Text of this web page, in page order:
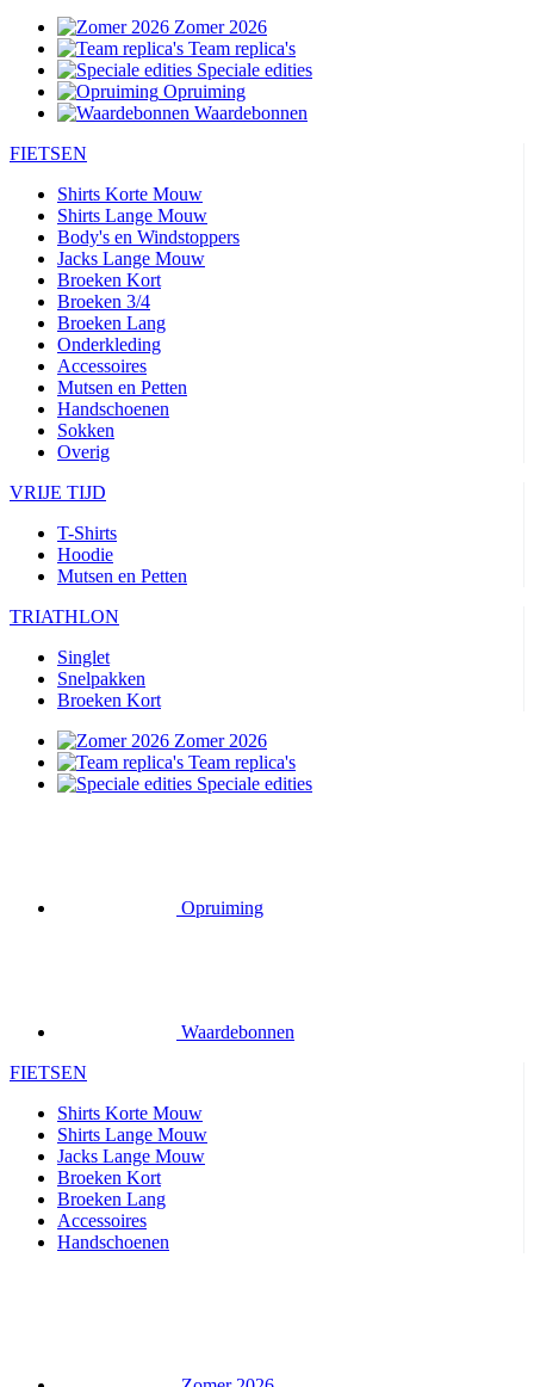
Zomer 2026
Team replica's
Speciale edities
Opruiming
Waardebonnen
FIETSEN
Shirts Korte Mouw
Shirts Lange Mouw
Body's en Windstoppers
Jacks Lange Mouw
Broeken Kort
Broeken 3/4
Broeken Lang
Onderkleding
Accessoires
Mutsen en Petten
Handschoenen
Sokken
Overig
VRIJE TIJD
T-Shirts
Hoodie
Mutsen en Petten
TRIATHLON
Singlet
Snelpakken
Broeken Kort
Zomer 2026
Team replica's
Speciale edities
Opruiming
Waardebonnen
FIETSEN
Shirts Korte Mouw
Shirts Lange Mouw
Jacks Lange Mouw
Broeken Kort
Broeken Lang
Accessoires
Handschoenen